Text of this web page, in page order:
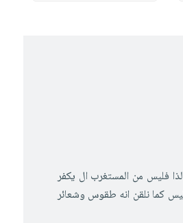
فليس من المستغرب ال يكفر
كما نلقن انه طقوس وشعائر